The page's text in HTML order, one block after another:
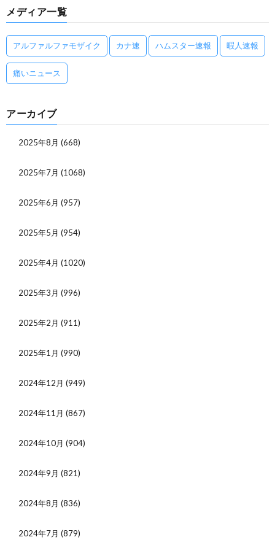
メディア一覧
アルファルファモザイク カナ速 ハムスター速報 暇人速報
痛いニュース
アーカイブ
2025年8月 (668)
2025年7月 (1068)
2025年6月 (957)
2025年5月 (954)
2025年4月 (1020)
2025年3月 (996)
2025年2月 (911)
2025年1月 (990)
2024年12月 (949)
2024年11月 (867)
2024年10月 (904)
2024年9月 (821)
2024年8月 (836)
2024年7月 (879)